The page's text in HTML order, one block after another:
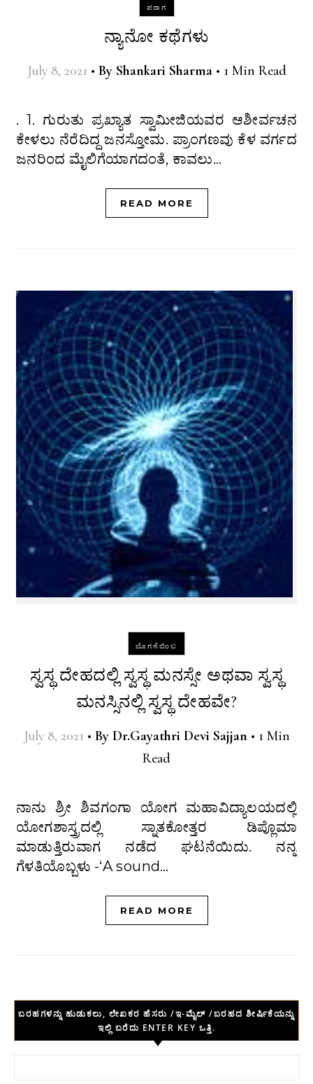
ಪರಾಗ
ನ್ಯಾನೋ ಕಥೆಗಳು
July 8, 2021 • By Shankari Sharma • 1 Min Read
. 1. ಗುರುತು ಪ್ರಖ್ಯಾತ ಸ್ವಾಮೀಜಿಯವರ ಆಶೀರ್ವಚನ
ಕೇಳಲು ನೆರೆದಿದ್ದ ಜನಸ್ತೋಮ. ಪ್ರಾಂಗಣವು ಕೆಳ ವರ್ಗದ
ಜನರಿಂದ ಮೈಲಿಗೆಯಾಗದಂತೆ, ಕಾವಲು…
READ MORE
ಬೊಗಸೆಬಿಂಬ
ಸ್ವಸ್ಥ ದೇಹದಲ್ಲಿ ಸ್ವಸ್ಥ ಮನಸ್ಸೇ ಅಥವಾ ಸ್ವಸ್ಥ
ಮನಸ್ಸಿನಲ್ಲಿ ಸ್ವಸ್ಥ ದೇಹವೇ?
July 8, 2021 • By Dr.Gayathri Devi Sajjan • 1 Min
Read
ನಾನು ಶ್ರೀ ಶಿವಗಂಗಾ ಯೋಗ ಮಹಾವಿದ್ಯಾಲಯದಲ್ಲಿ
ಯೋಗಶಾಸ್ತ್ರದಲ್ಲಿ ಸ್ನಾತಕೋತ್ತರ ಡಿಪ್ಲೊಮಾ
ಮಾಡುತ್ತಿರುವಾಗ ನಡೆದ ಘಟನೆಯಿದು. ನನ್ನ
ಗೆಳತಿಯೊಬ್ಬಳು -‘A sound…
READ MORE
ಬರಹಗಳನ್ನು ಹುಡುಕಲು, ಲೇಖಕರ ಹೆಸರು /ಇ-ಮೈಲ್ /ಬರಹದ ಶೀರ್ಷಿಕೆಯನ್ನು
ಇಲ್ಲಿ ಬರೆದು ENTER KEY ಒತ್ತಿ.